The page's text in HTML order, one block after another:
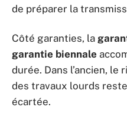
de préparer la
Côté garanties, la
garantie biennale
durée. Dans l’ancien, le
des travaux lourds
écartée.